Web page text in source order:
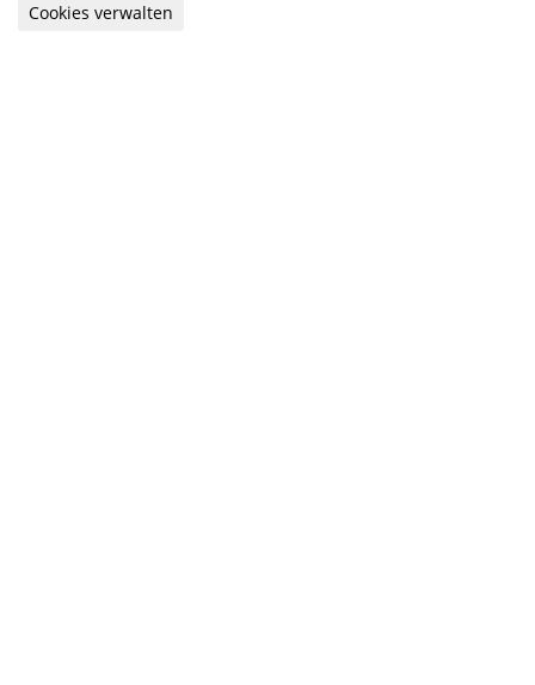
Cookies verwalten